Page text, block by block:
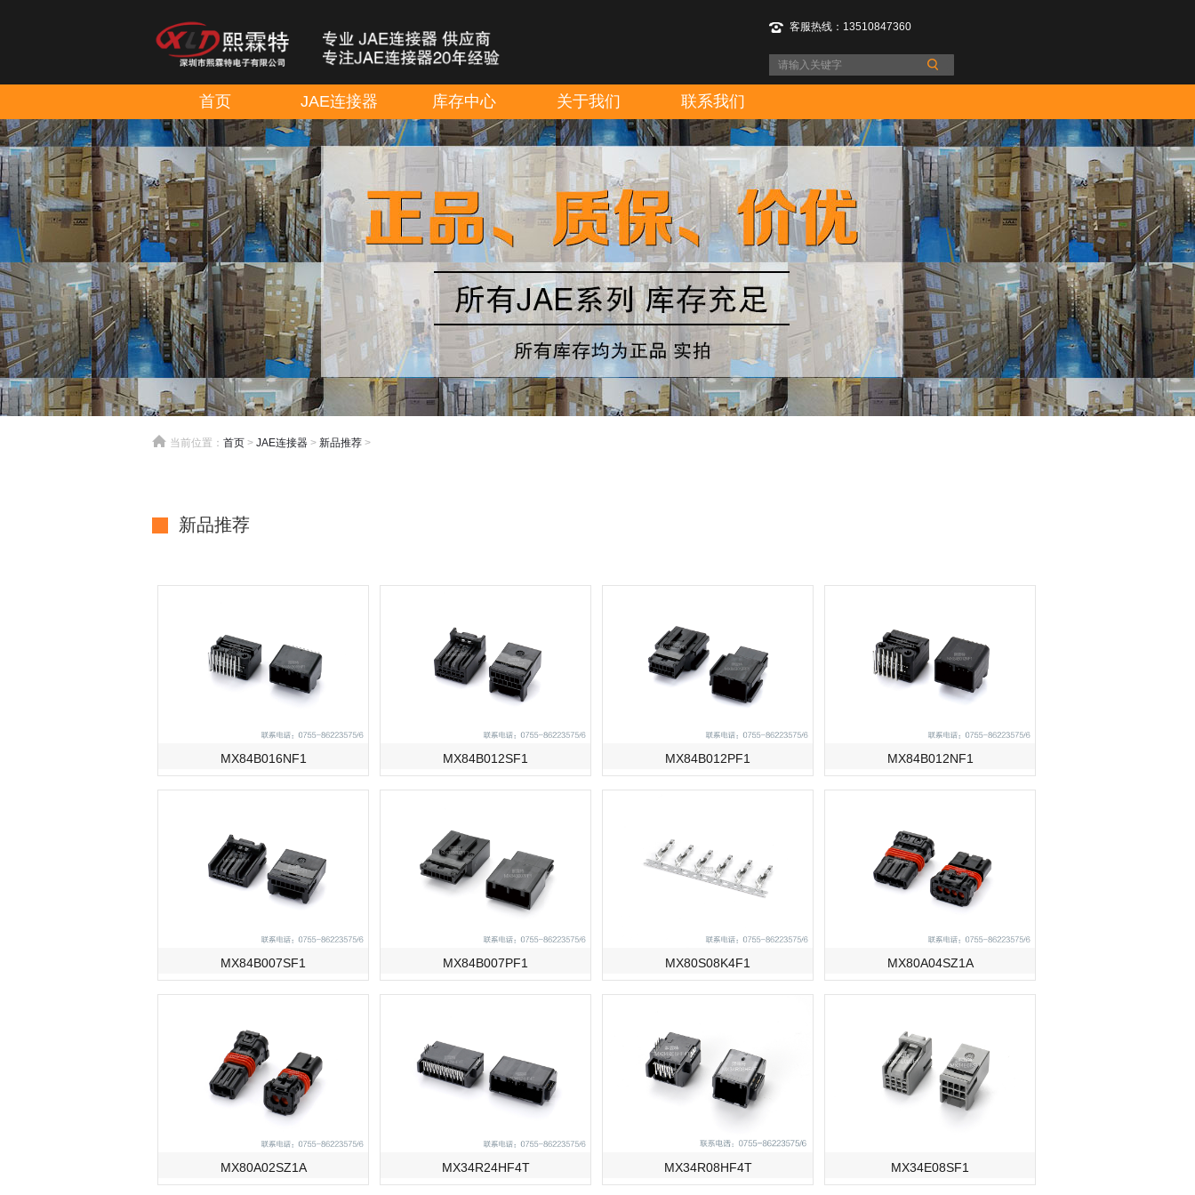
客服热线：13510847360
首页 JAE连接器 库存中心 关于我们 联系我们
当前位置： 首页 > JAE连接器 > 新品推荐 >
新品推荐
MX84B016NF1 MX84B012SF1 MX84B012PF1 MX84B012NF1
MX84B007SF1 MX84B007PF1 MX80S08K4F1 MX80A04SZ1A
MX80A02SZ1A MX34R24HF4T MX34R08HF4T MX34E08SF1